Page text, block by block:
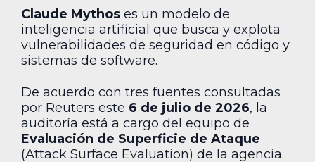
Claude Mythos es un modelo de
inteligencia artificial que busca y explota
vulnerabilidades de seguridad en código y
sistemas de software.
De acuerdo con tres fuentes consultadas
por Reuters este 6 de julio de 2026, la
auditoría está a cargo del equipo de
Evaluación de Superficie de Ataque
(Attack Surface Evaluation) de la agencia.